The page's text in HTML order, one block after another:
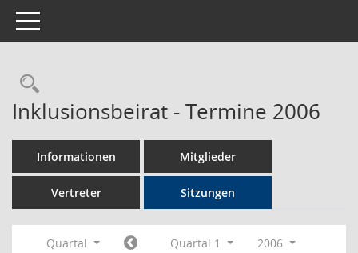
Toggle navigation
Rechercheauswahl
Inklusionsbeirat - Termine 2006
Informationen Mitglieder
Vertreter Sitzungen
Quartal Quartal 1
2006